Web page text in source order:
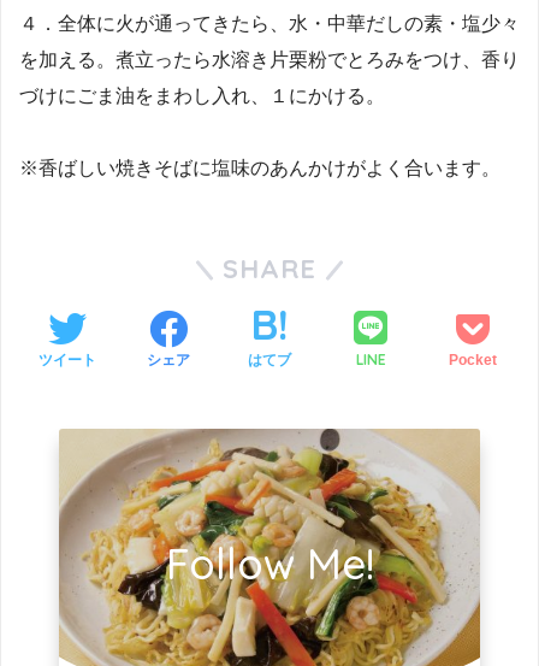
４．全体に火が通ってきたら、水・中華だしの素・塩少々
を加える。煮立ったら水溶き片栗粉でとろみをつけ、香り
づけにごま油をまわし入れ、１にかける。
※香ばしい焼きそばに塩味のあんかけがよく合います。
SHARE
ツイート シェア はてブ LINE Pocket
Follow Me!